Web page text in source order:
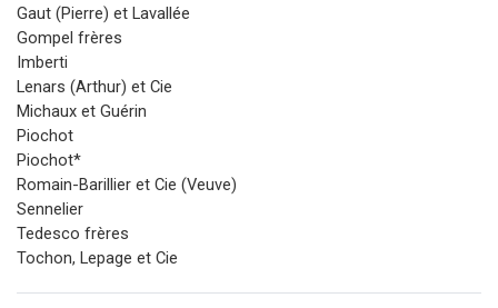
Gaut (Pierre) et Lavallée
Gompel frères
Imberti
Lenars (Arthur) et Cie
Michaux et Guérin
Piochot
Piochot*
Romain-Barillier et Cie (Veuve)
Sennelier
Tedesco frères
Tochon, Lepage et Cie